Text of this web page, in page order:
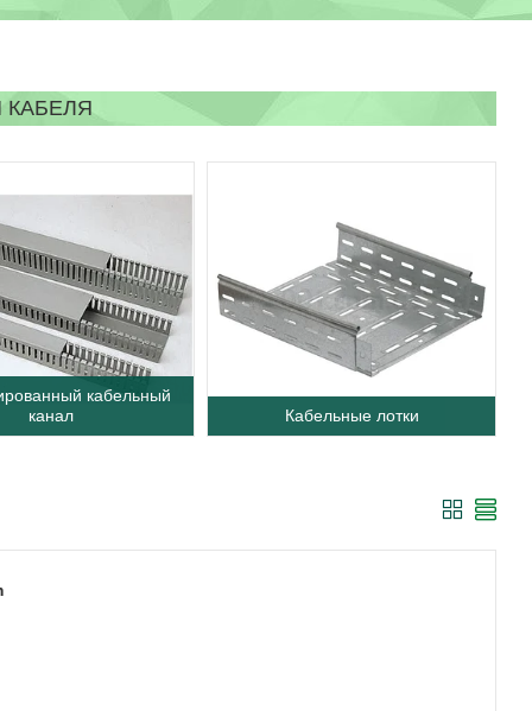
кабельный
канал
Кабельные лотки